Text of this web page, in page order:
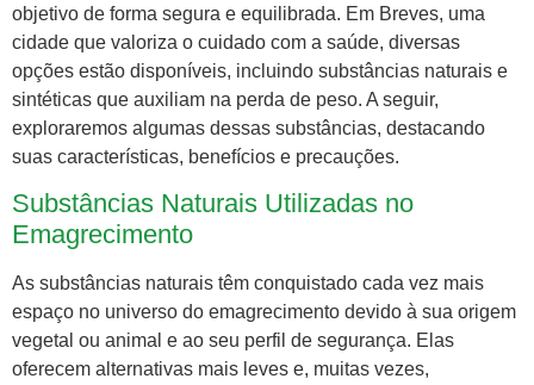
objetivo de forma segura e equilibrada. Em Breves, uma
cidade que valoriza o cuidado com a saúde, diversas
opções estão disponíveis, incluindo substâncias naturais e
sintéticas que auxiliam na perda de peso. A seguir,
exploraremos algumas dessas substâncias, destacando
suas características, benefícios e precauções.
Substâncias Naturais Utilizadas no
Emagrecimento
As substâncias naturais têm conquistado cada vez mais
espaço no universo do emagrecimento devido à sua origem
vegetal ou animal e ao seu perfil de segurança. Elas
oferecem alternativas mais leves e, muitas vezes,